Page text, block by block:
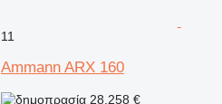
11
Ammann ARX 160
28.258 €